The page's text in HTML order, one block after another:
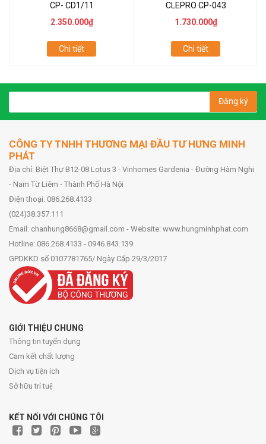
CP- CD1/11
2.350.000₫
Chi tiết
CLEPRO CP-043
1.730.000₫
Chi tiết
Đăng ký
CÔNG TY TNHH THƯƠNG MẠI ĐẦU TƯ HƯNG MINH
PHÁT
Địa chỉ: Biệt Thự B12-08 Lotus 3 - Vinhomes Gardenia - Đường Hàm Nghi
- Nam Từ Liêm - Thành Phố Hà Nội
Điện thoại: 086.268.4133
(024)38.357.111
Email: chanhung8668@gmail.com - Website: www.hungminhphat.com
Hotline: 086.268.4133 - 0946.843.139
GPDKKD số 0107781765/ Ngày Cấp 29/3/2017
GIỚI THIỆU CHUNG
Thông tin tuyển dụng
Cam kết chất lượng
Dịch vụ tiện ích
Sở hữu trí tuệ
KẾT NỐI VỚI CHÚNG TÔI